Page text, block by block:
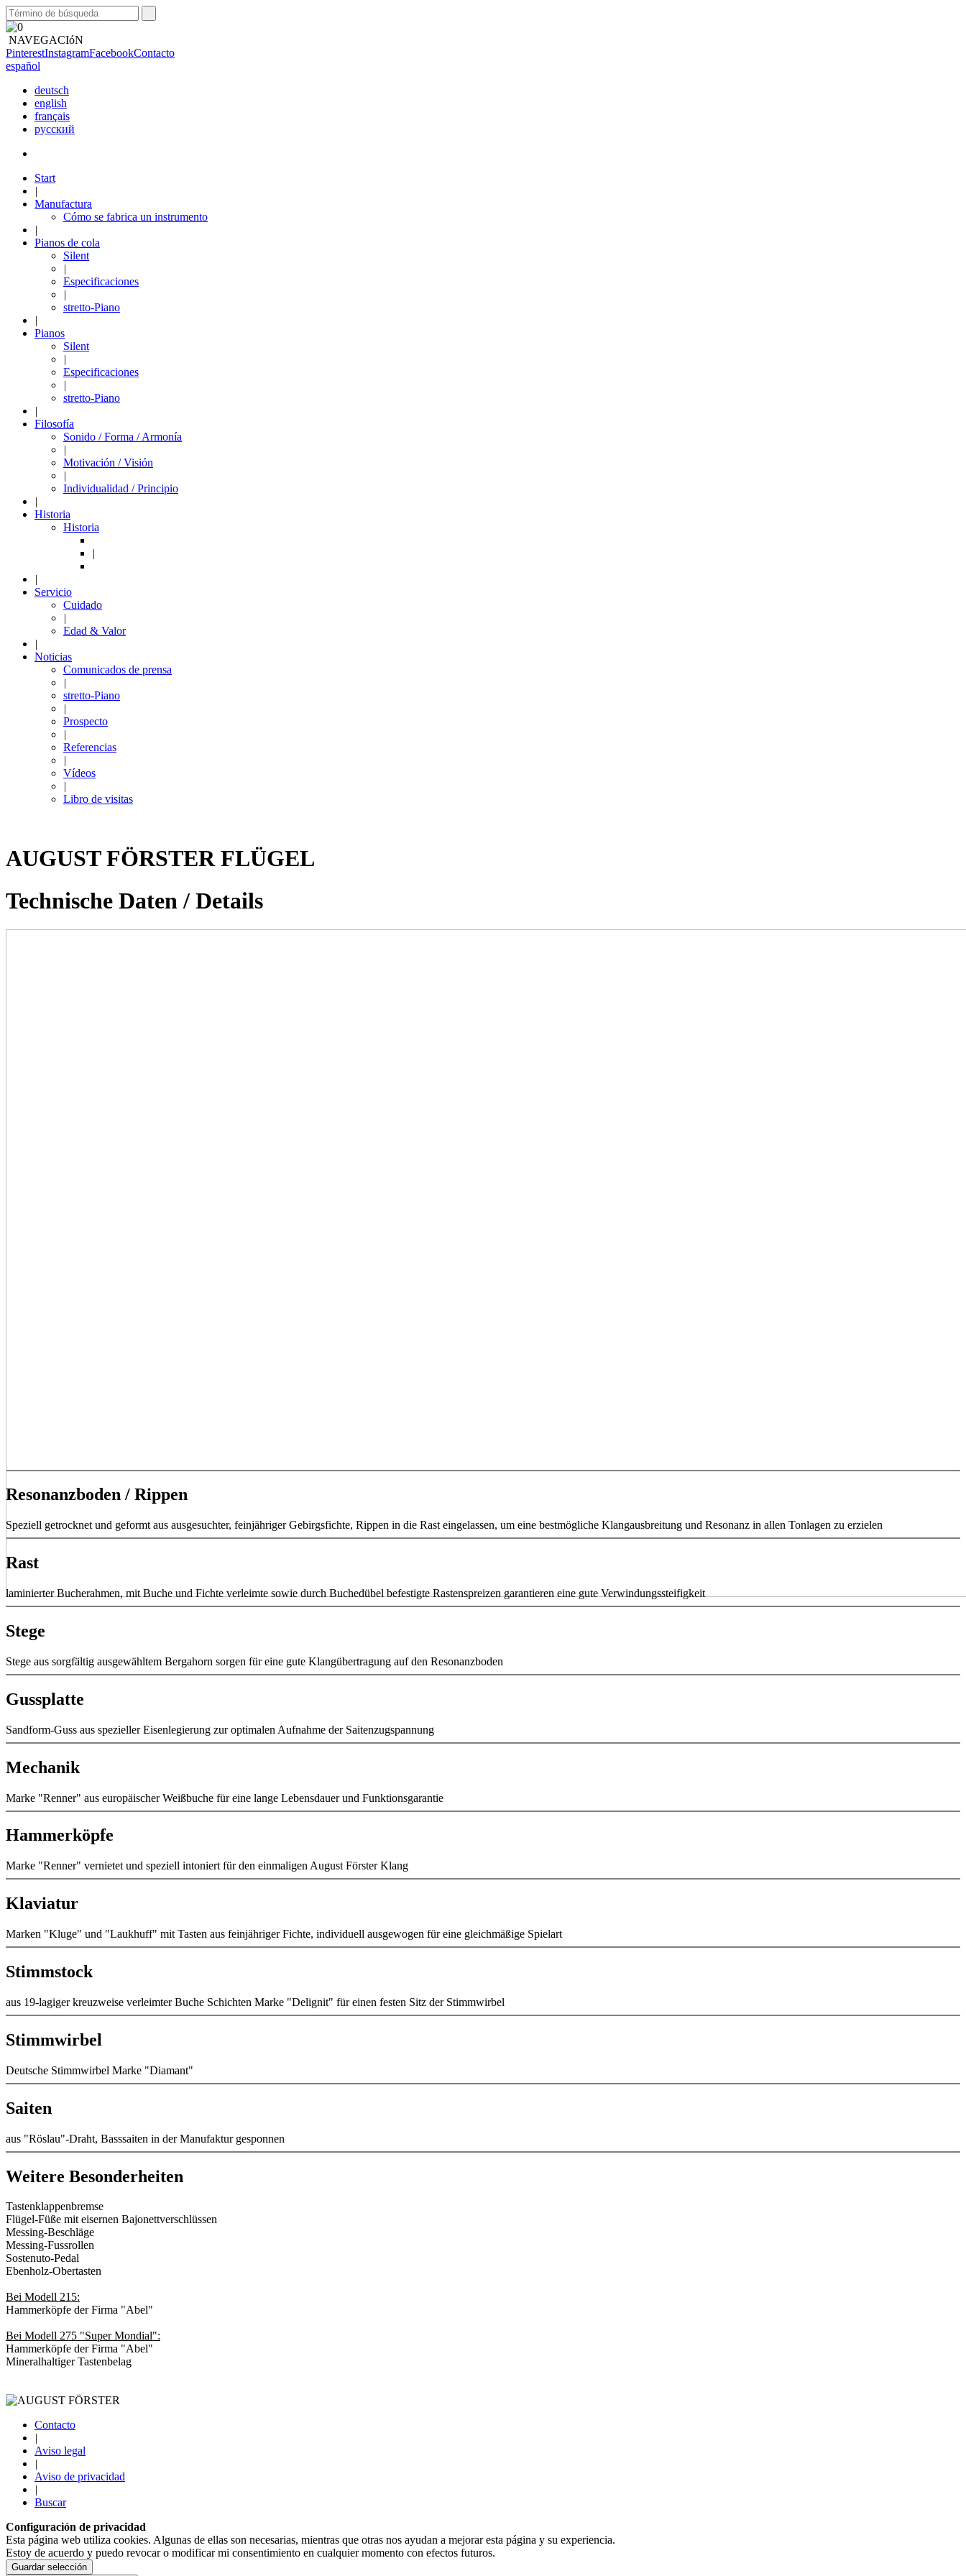
NAVEGACIóN
PinterestInstagramFacebookContacto
español
deutsch
english
français
русский
Start
|
Manufactura
Cómo se fabrica un instrumento
|
Pianos de cola
Silent
|
Especificaciones
|
stretto-Piano
|
Pianos
Silent
|
Especificaciones
|
stretto-Piano
|
Filosofía
Sonido / Forma / Armonía
|
Motivación / Visión
|
Individualidad / Principio
|
Historia
Historia
|
|
Servicio
Cuidado
|
Edad & Valor
|
Noticias
Comunicados de prensa
|
stretto-Piano
|
Prospecto
|
Referencias
|
Vídeos
|
Libro de visitas
AUGUST FÖRSTER FLÜGEL
Technische Daten /­ Details
Resonanzboden / Rippen
Speziell getrocknet und geformt aus ausgesuchter, feinjähriger Gebirgsfichte, Rippen in die Rast eingelassen, um eine bestmögliche Klangausbreitung und Resonanz in allen Tonlagen zu erzielen
Rast
laminierter Bucherahmen, mit Buche und Fichte verleimte sowie durch Buchedübel befestigte Rastenspreizen garantieren eine gute Verwindungssteifigkeit
Stege
Stege aus sorgfältig ausgewähltem Bergahorn sorgen für eine gute Klangübertragung auf den Resonanzboden
Gussplatte
Sandform-Guss aus spezieller Eisenlegierung zur optimalen Aufnahme der Saitenzugspannung
Mechanik
Marke "Renner" aus europäischer Weißbuche für eine lange Lebensdauer und Funktionsgarantie
Hammerköpfe
Marke "Renner" vernietet und speziell intoniert für den einmaligen August Förster Klang
Klaviatur
Marken "Kluge" und "Laukhuff" mit Tasten aus feinjähriger Fichte, individuell ausgewogen für eine gleichmäßige Spielart
Stimmstock
aus 19-lagiger kreuzweise verleimter Buche Schichten Marke "Delignit" für einen festen Sitz der Stimmwirbel
Stimmwirbel
Deutsche Stimmwirbel Marke "Diamant"
Saiten
aus "Röslau"-Draht, Basssaiten in der Manufaktur gesponnen
Weitere Besonderheiten
Tastenklappenbremse
Flügel-Füße mit eisernen Bajonettverschlüssen
Messing-Beschläge
Messing-Fussrollen
Sostenuto-Pedal
Ebenholz-Obertasten
Bei Modell 215:
Hammerköpfe der Firma "Abel"
Bei Modell 275 "Super Mondial":
Hammerköpfe der Firma "Abel"
Mineralhaltiger Tastenbelag
Contacto
|
Aviso legal
|
Aviso de privacidad
|
Buscar
Configuración de privacidad
Esta página web utiliza cookies. Algunas de ellas son necesarias, mientras que otras nos ayudan a mejorar esta página y su experiencia.
Estoy de acuerdo y puedo revocar o modificar mi consentimiento en cualquier momento con efectos futuros.
Guardar selección